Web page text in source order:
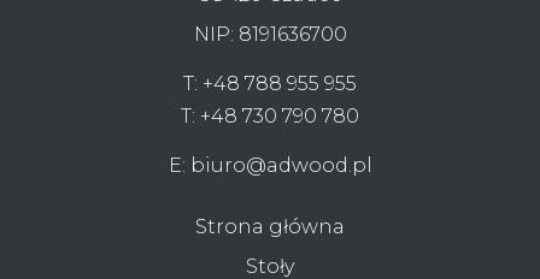
NIP: 8191636700
T: +48 788 955 955
T: +48 730 790 780
E: biuro@adwood.pl
Strona główna
Stoły